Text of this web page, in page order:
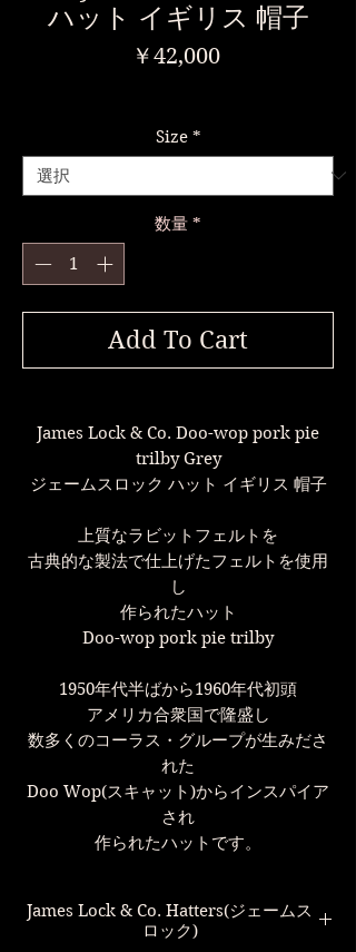
ハット イギリス 帽子
￥42,000価
Size *
数量 *
Add To Cart
James Lock & Co. Doo-wop pork pie
trilby Grey
ジェームスロック ハット イギリス 帽子
上質なラビットフェルトを
古典的な製法で仕上げたフェルトを使用
し
作られたハット
Doo-wop pork pie trilby
1950年代半ばから1960年代初頭
アメリカ合衆国で隆盛し
数多くのコーラス・グループが生みださ
れた
Doo Wop(スキャット)からインスパイア
され
作られたハットです。
James Lock & Co. Hatters(ジェームス
ロック)